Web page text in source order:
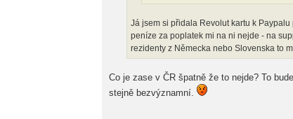
Já jsem si přidala Revolut kartu k
peníze za poplatek mi na ni nejde - na
rezidenty z Německa nebo Slovenska to
Co je zase v ČR špatně že to nejde? To
stejně bezvýznamní.